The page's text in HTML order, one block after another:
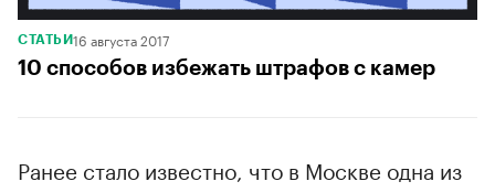
СТАТЬИ16 августа 2017
10 способов избежать штрафов с камер
Ранее стало известно, что в Москве одна из